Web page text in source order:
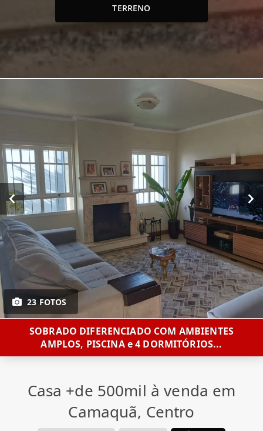
TERRENO
23 FOTOS
SOBRADO DIFERENCIADO COM AMBIENTES
AMPLOS, PISCINA e 4 DORMITÓRIOS...
Casa +de 500mil à venda em
Camaquã, Centro